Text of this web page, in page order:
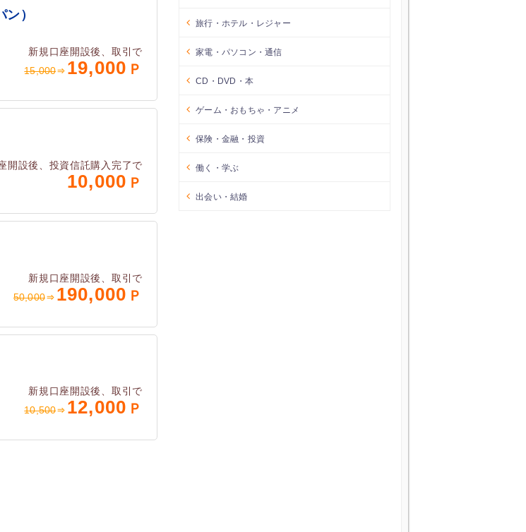
）
新規口座開設後、取引で
15,000
19,000
開設後、投資信託購入完了で
10,000
新規口座開設後、取引で
50,000
190,000
新規口座開設後、取引で
10,500
12,000
旅行・ホテル・レジャー
家電・パソコン・通信
CD・DVD・本
ゲーム・おもちゃ・アニメ
保険・金融・投資
働く・学ぶ
出会い・結婚